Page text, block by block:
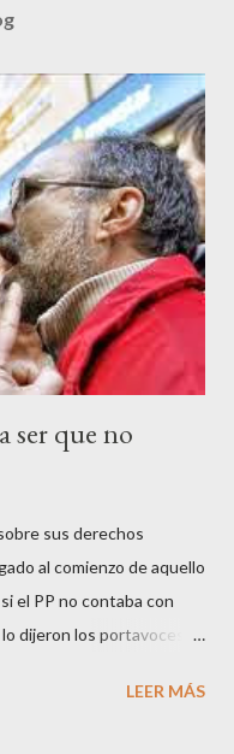
ser que no
sus derechos
al comienzo de aquello
el PP no contaba con
dijeron los portavoces
anarcos porque a estos
LEER MÁS